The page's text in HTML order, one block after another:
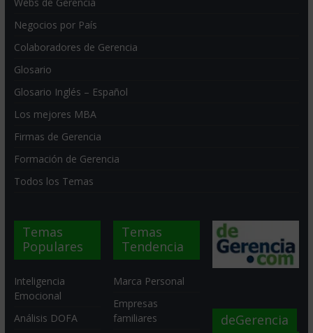
Negocios por País
Colaboradores de Gerencia
Glosario
Glosario Inglés – Español
Los mejores MBA
Firmas de Gerencia
Formación de Gerencia
Todos los Temas
Temas
Populares
Inteligencia
Emocional
Análisis DOFA
Temas
Tendencia
Marca Personal
Empresas
familiares
deGerencia